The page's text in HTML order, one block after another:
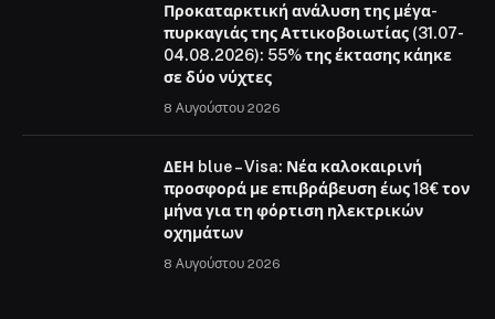
Προκαταρκτική ανάλυση της μέγα-
πυρκαγιάς της Αττικοβοιωτίας (31.07-
04.08.2026): 55% της έκτασης κάηκε
σε δύο νύχτες
8 Αυγούστου 2026
ΔΕΗ blue – Visa: Νέα καλοκαιρινή
προσφορά με επιβράβευση έως 18€ τον
μήνα για τη φόρτιση ηλεκτρικών
οχημάτων
8 Αυγούστου 2026